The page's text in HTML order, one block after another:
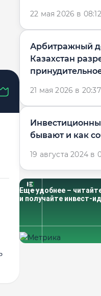
22 мая 2026 в 08:12
Арбитражный
Казахстан
21 мая 2026 в 20:37
бывают и как
19 августа 2024 в
Еще удобнее –
и получайте инвест-